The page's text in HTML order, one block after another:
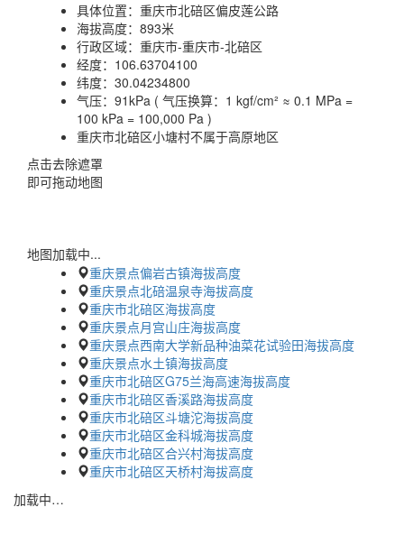
具体位置： 重庆市北碚区偏皮莲公路
海拔高度： 893米
行政区域： 重庆市-重庆市-北碚区
经度： 106.63704100
纬度： 30.04234800
气压： 91kPa ( 气压换算：1 kgf/cm² ≈ 0.1 MPa =
100 kPa = 100,000 Pa )
重庆市北碚区小塘村不属于高原地区
点击去除遮罩
即可拖动地图
地图加载中...
重庆景点偏岩古镇海拔高度
重庆景点北碚温泉寺海拔高度
重庆市北碚区海拔高度
重庆景点月宫山庄海拔高度
重庆景点西南大学新品种油菜花试验田海拔高度
重庆景点水土镇海拔高度
重庆市北碚区G75兰海高速海拔高度
重庆市北碚区香溪路海拔高度
重庆市北碚区斗塘沱海拔高度
重庆市北碚区金科城海拔高度
重庆市北碚区合兴村海拔高度
重庆市北碚区天桥村海拔高度
加载中…